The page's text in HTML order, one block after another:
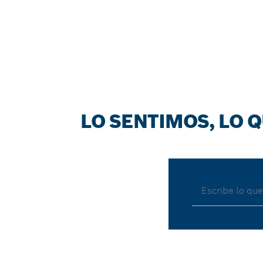
LO SENTIMOS, LO